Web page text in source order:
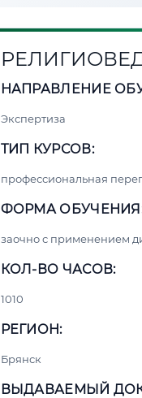
НАПРАВЛЕНИЕ
Экспертиза
ТИП КУРСОВ:
профессиональная
ФОРМА
заочно с применением
КОЛ-ВО ЧАСОВ:
1010
РЕГИОН:
Брянск
ВЫДАВАЕМЫЙ